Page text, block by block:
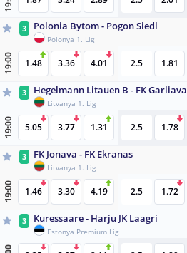
3 Polonia Bytom - Pogon Siedl
Polonya 1. Lig
19:00 1.48 3.36 4.01 2.5 1.81
3 Hegelmann Litauen B - FK Garliava
Litvanya 1. Lig
19:00 5.05 3.77 1.31 2.5 1.78
3 FK Jonava - FK Ekranas
Litvanya 1. Lig
19:00 1.46 3.30 4.19 2.5 1.72
3 Kuressaare - Harju JK Laagri
Estonya Premium Lig